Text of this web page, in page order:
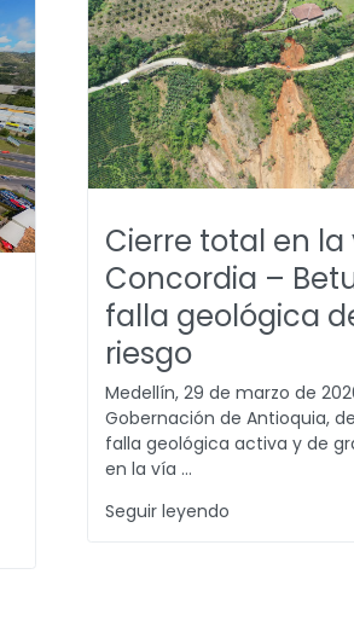
Cierre total en la
Concordia –
falla geológica
riesgo
Medellín, 29 de marzo de
Gobernación de Antioquia,
falla geológica activa y de
en la vía ...
Seguir leyendo